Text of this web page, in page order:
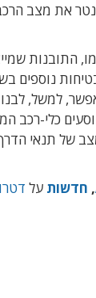
את מצב
התובנות
נוספים
למשל,
כלי-רכב
של תנאי
, חדשות על